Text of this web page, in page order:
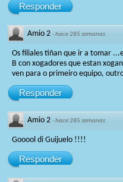
Responder
Amio 2 ·hace 285 semanas
Os filiales tiñan que ir a tomar
B con xogadores que estan
ven para o primeiro equipo,
Responder
Amio 2 ·hace 285 semanas
Gooool di Guijuelo !!!!
Responder